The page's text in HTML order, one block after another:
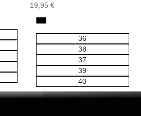
Precio
oferta
19,95 €
negro
verde
rosa
rojo
36
38
37
39
40